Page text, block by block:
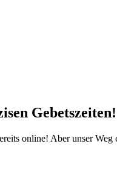
Gebetszeiten!
online! Aber unser